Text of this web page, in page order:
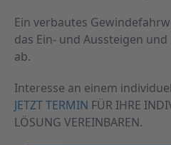
Ein verbautes
das Ein- und Aussteigen
ab.
Interesse an einem
JETZT TERMIN FÜR IHRE
LÖSUNG VEREINBAREN.